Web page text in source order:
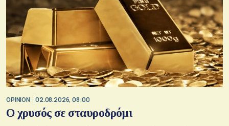
OPINION 02.08.2026, 08:00
O χρυσός σε σταυροδρόμι